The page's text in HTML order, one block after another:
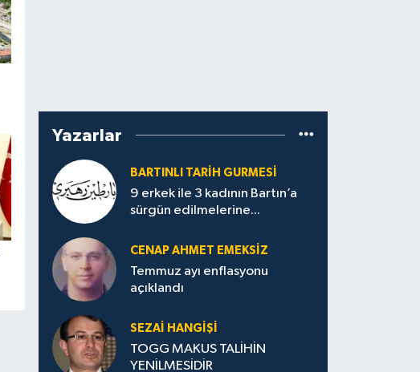
Yazarlar
BARTINLI TARIH GURMESI
9 erkek ile 3 kadının Bartın’a
sürgün edilmelerine...
CENAP AHMET EMEKSİZ
Temmuz ayı enflasyonu
açıklandı
SEZAI HANGİŞİ
TOGG MAKUS TALİHİN
YENİLMESİDİR